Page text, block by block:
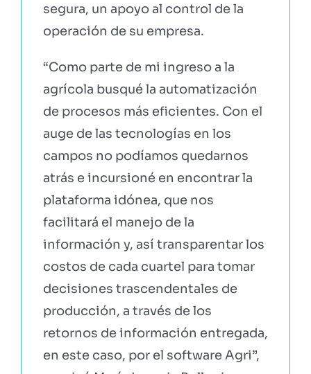
segura, un apoyo al control de la
operación de su empresa.
“Como parte de mi ingreso a la
agrícola busqué la automatización
de procesos más eficientes. Con el
auge de las tecnologías en los
campos no podíamos quedarnos
atrás e incursioné en encontrar la
plataforma idónea, que nos
facilitará el manejo de la
información y, así transparentar los
costos de cada cuartel para tomar
decisiones trascendentales de
producción, a través de los
retornos de información entregada,
en este caso, por el software Agri”,